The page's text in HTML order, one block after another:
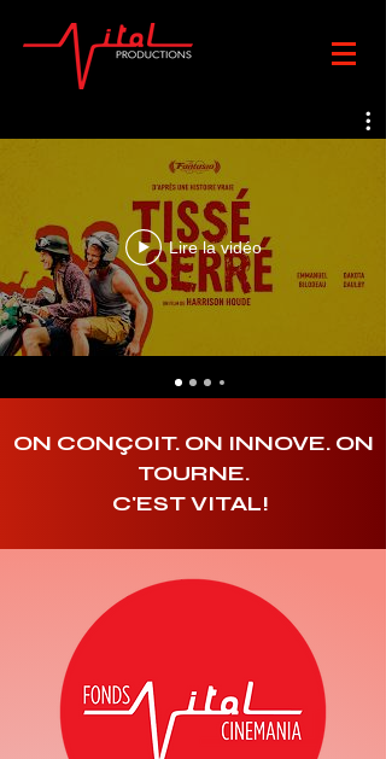
Lire la vidéo
ON CONÇOIT. ON INNOVE. ON
TOURNE.
C'EST VITAL!